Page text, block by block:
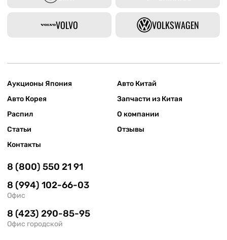
VOLVO VOLKSWAGEN
Аукционы Япония
Авто Китай
Авто Корея
Запчасти из Китая
Распил
О компании
Статьи
Отзывы
Контакты
8 (800) 550 21 91
8 (994) 102-66-03
Офис
8 (423) 290-85-95
Офис городской